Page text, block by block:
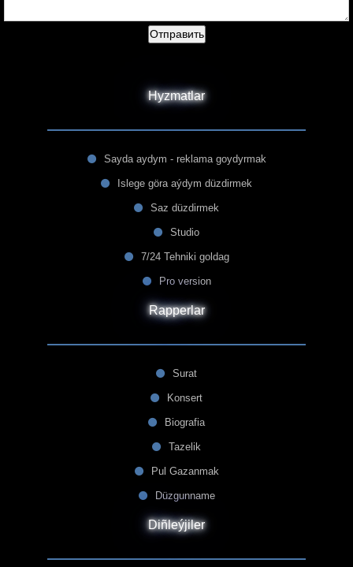
Отправить
Hyzmatlar
Sayda aydym - reklama goydyrmak
Islege göra aýdym düzdirmek
Saz düzdirmek
Studio
7/24 Tehniki goldag
Pro version
Rapperlar
Surat
Konsert
Biografia
Tazelik
Pul Gazanmak
Düzgunname
Diñleýjiler